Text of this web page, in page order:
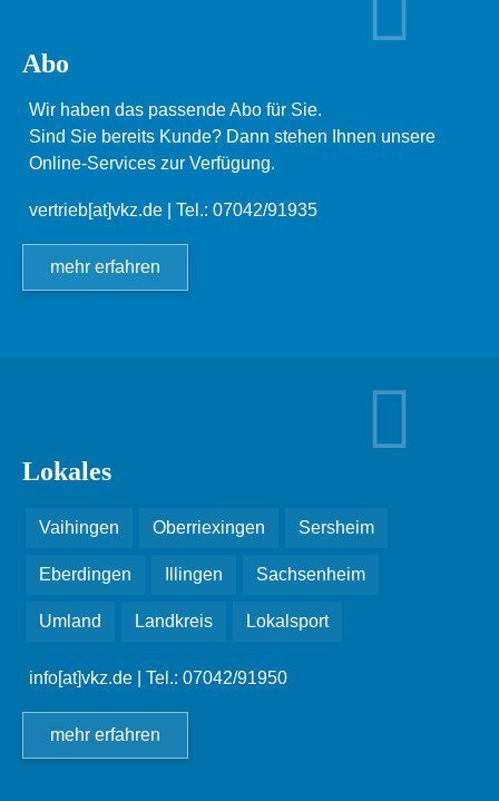
Abo
Wir haben das passende Abo für Sie.
Sind Sie bereits Kunde? Dann stehen Ihnen unsere
Online-Services zur Verfügung.
vertrieb[at]vkz.de | Tel.: 07042/91935
mehr erfahren
Lokales
Vaihingen Oberriexingen Sersheim
Eberdingen Illingen Sachsenheim
Umland Landkreis Lokalsport
info[at]vkz.de | Tel.: 07042/91950
mehr erfahren